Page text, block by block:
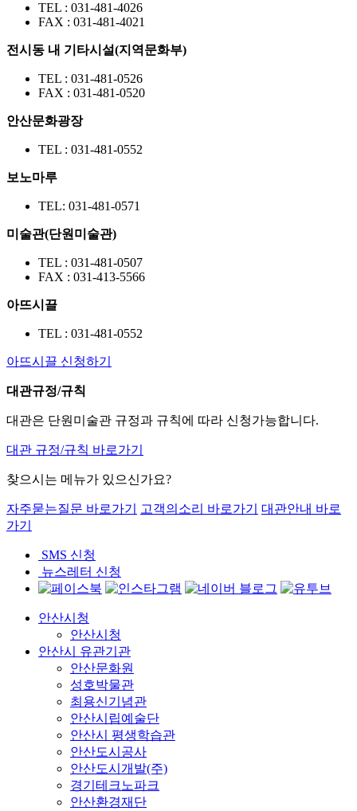
TEL : 031-481-4026
FAX : 031-481-4021
전시동 내 기타시설(지역문화부)
TEL : 031-481-0526
FAX : 031-481-0520
안산문화광장
TEL : 031-481-0552
보노마루
TEL: 031-481-0571
미술관(단원미술관)
TEL : 031-481-0507
FAX : 031-413-5566
아뜨시끌
TEL : 031-481-0552
아뜨시끌 신청하기
대관규정/규칙
대관은 단원미술관 규정과 규칙에 따라 신청가능합니다.
대관 규정/규칙 바로가기
찾으시는 메뉴가 있으신가요?
자주묻는질문 바로가기 고객의소리 바로가기
대관안내 바로
가기
SMS 신청
뉴스레터 신청
안산시청
안산시청
안산시 유관기관
안산문화원
성호박물관
최용신기념관
안산시립예술단
안산시 평생학습관
안산도시공사
안산도시개발(주)
경기테크노파크
안산환경재단